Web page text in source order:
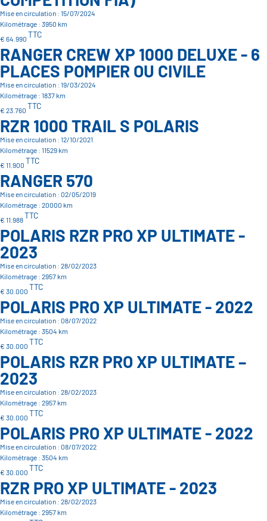
Mise en circulation : 15/07/2024
Kilométrage : 3950 km
€ 64.990 TTC
RANGER CREW XP 1000 DELUXE - 6
PLACES POMPIER OU CIVILE
Mise en circulation : 19/03/2024
Kilométrage : 1837 km
€ 23.760 TTC
RZR 1000 TRAIL S POLARIS
Mise en circulation : 12/10/2021
Kilométrage : 11529 km
€ 11.900 TTC
RANGER 570
Mise en circulation : 02/05/2019
Kilométrage : 20000 km
€ 11.988TTC
POLARIS RZR PRO XP ULTIMATE -
2023
Mise en circulation : 28/02/2023
Kilométrage : 2957 km
€ 30.000 TTC
POLARIS PRO XP ULTIMATE - 2022
Mise en circulation : 08/07/2022
Kilométrage : 3504 km
€ 30.000 TTC
POLARIS RZR PRO XP ULTIMATE –
2023
Mise en circulation : 28/02/2023
Kilométrage : 2957 km
€ 30.000 TTC
POLARIS PRO XP ULTIMATE - 2022
Mise en circulation : 08/07/2022
Kilométrage : 3504 km
€ 30.000 TTC
RZR PRO XP ULTIMATE - 2023
Mise en circulation : 28/02/2023
Kilométrage : 2957 km